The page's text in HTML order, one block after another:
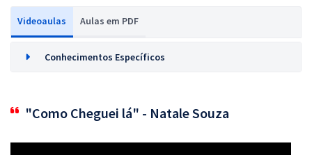
Videoaulas Aulas em PDF
Conhecimentos Específicos
"Como Cheguei lá" - Natale Souza